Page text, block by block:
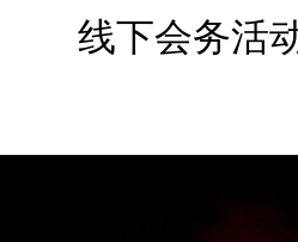
线下会务活